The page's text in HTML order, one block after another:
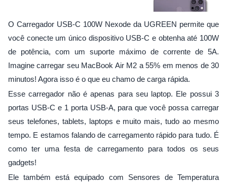
O Carregador USB-C 100W Nexode da UGREEN permite que
você conecte um único dispositivo USB-C e obtenha até 100W
de potência, com um suporte máximo de corrente de 5A.
Imagine carregar seu MacBook Air M2 a 55% em menos de 30
minutos! Agora isso é o que eu chamo de carga rápida.
Esse carregador não é apenas para seu laptop. Ele possui 3
portas USB-C e 1 porta USB-A, para que você possa carregar
seus telefones, tablets, laptops e muito mais, tudo ao mesmo
tempo. E estamos falando de carregamento rápido para tudo. É
como ter uma festa de carregamento para todos os seus
gadgets!
Ele também está equipado com Sensores de Temperatura